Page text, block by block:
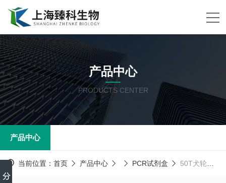
产品中心
PRODUCTS CENTER
产品中心
当前位置： 首页 产品中心 PCR试剂盒 50T犬轮状病毒PCR试剂盒